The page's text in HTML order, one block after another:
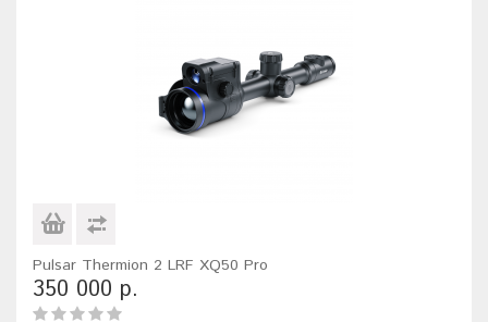
Pulsar Thermion 2 LRF XQ50 Pro
350 000 р.